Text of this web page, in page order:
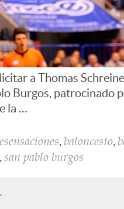
a Thomas
Burgos, patrocinado
la …
, baloncesto,
, san pablo burgos